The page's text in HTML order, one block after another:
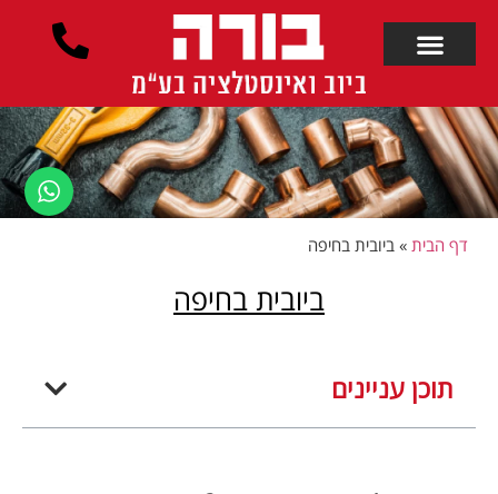
דף הבית »ביובית בחיפה
ביובית בחיפה
תוכן עניינים